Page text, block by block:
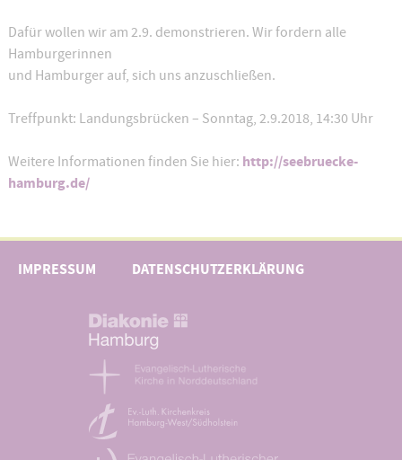
Dafür wollen wir am 2.9. demonstrieren. Wir fordern alle
Hamburgerinnen
und Hamburger auf, sich uns anzuschließen.
Treffpunkt: Landungsbrücken – Sonntag, 2.9.2018, 14:30 Uhr
Weitere Informationen finden Sie hier: http://seebruecke-
hamburg.de/
IMPRESSUM DATENSCHUTZERKLÄRUNG